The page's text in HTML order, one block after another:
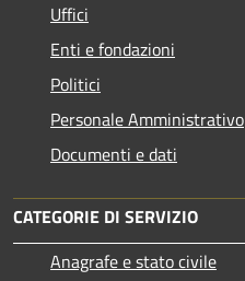
Uffici
Enti e fondazioni
Politici
Personale Amministrativo
Documenti e dati
CATEGORIE DI SERVIZIO
Anagrafe e stato civile